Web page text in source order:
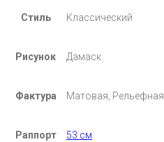
Стиль Классический
Рисунок Дамаск
Фактура Матовая, Рельефная
Раппорт 53 см